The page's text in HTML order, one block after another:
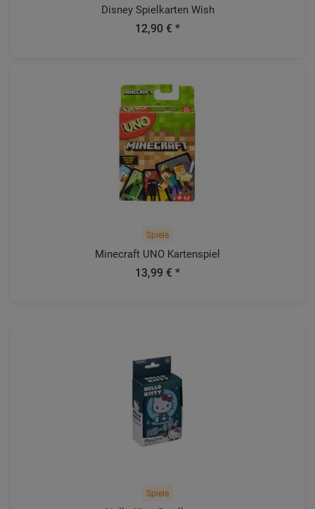
Disney Spielkarten Wish
12,90 € *
Spiele
Minecraft UNO Kartenspiel
13,99 € *
Spiele